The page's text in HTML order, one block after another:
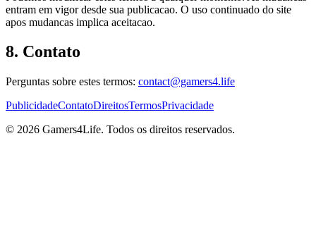
entram em vigor desde sua publicacao. O uso continuado do site
apos mudancas implica aceitacao.
8. Contato
Perguntas sobre estes termos: contact@gamers4.life
PublicidadeContatoDireitosTermosPrivacidade
© 2026 Gamers4Life. Todos os direitos reservados.